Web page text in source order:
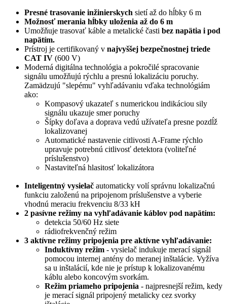
Presné trasovanie inžinierskych sietí až do hĺbky 6 m
Možnosť merania hĺbky uloženia až do 6 m
Umožňuje trasovať káble a metalické časti bez napätia i pod
napätím.
Prístroj je certifikovaný v najvyššej bezpečnostnej triede
CAT IV (600 V)
Moderná digitálna technológia a pokročilé spracovanie
signálu umožňujú rýchlu a presnú lokalizáciu poruchy.
Zamädzujú "slepému" vyhľadávaniu vďaka technológiám
ako:
Kompasový ukazateľ s numerickou indikáciou sily
signálu ukazuje smer poruchy
Šípky doľava a doprava vedú užívateľa presne pozdĺž
lokalizovanej
Automatické nastavenie citlivosti A-Frame rýchlo
upravuje potrebnú citlivosť detektora (voliteľné
príslušenstvo)
Nastaviteľná hlasitosť lokalizátora
Inteligentný vysielač automaticky volí správnu lokalizačnú
funkciu založenú na pripojenom príslušenstve a vyberie
vhodnú meraciu frekvenciu 8/33 kH
2 pasívne režimy na vyhľadávanie káblov pod napätím:
detekcia 50/60 Hz siete
rádiofrekvenčný režim
3 aktívne režimy pripojenia pre aktívne vyhľadávanie:
Induktívny režim - vysielač indukuje merací signál
pomocou internej antény do meranej inštalácie. Vyžíva
sa u inštalácií, kde nie je prístup k lokalizovanému
káblu alebo koncovým svorkám.
Režim priameho pripojenia - najpresnejší režim, kedy
je merací signál pripojený metalicky cez svorky